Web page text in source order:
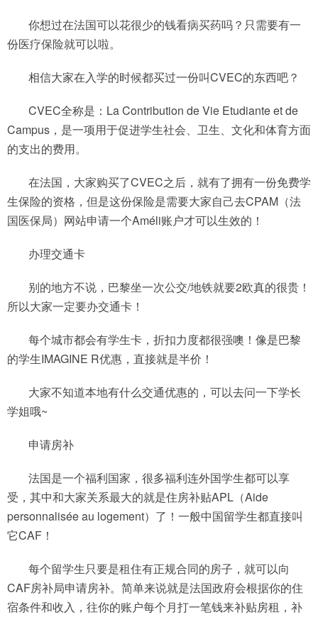
你想过在法国可以花很少的钱看病买药吗？只需要有一
份医疗保险就可以啦。
相信大家在入学的时候都买过一份叫CVEC的东西吧？
CVEC全称是：La Contribution de Vie Etudiante et de
Campus，是一项用于促进学生社会、卫生、文化和体育方面
的支出的费用。
在法国，大家购买了CVEC之后，就有了拥有一份免费学
生保险的资格，但是这份保险是需要大家自己去CPAM（法
国医保局）网站申请一个Améli账户才可以生效的！
办理交通卡
别的地方不说，巴黎坐一次公交/地铁就要2欧真的很贵！
所以大家一定要办交通卡！
每个城市都会有学生卡，折扣力度都很强噢！像是巴黎
的学生IMAGINE R优惠，直接就是半价！
大家不知道本地有什么交通优惠的，可以去问一下学长
学姐哦~
申请房补
法国是一个福利国家，很多福利连外国学生都可以享
受，其中和大家关系最大的就是住房补贴APL（Aide
personnalisée au logement）了！一般中国留学生都直接叫
它CAF！
每个留学生只要是租住有正规合同的房子，就可以向
CAF房补局申请房补。简单来说就是法国政府会根据你的住
宿条件和收入，往你的账户每个月打一笔钱来补贴房租，补